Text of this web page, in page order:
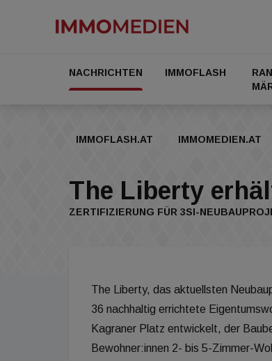
NACHRICHTEN IMMOFLASH
IMMOFLASH.AT IMMOMEDIEN.AT
The Liberty
ZERTIFIZIERUNG FÜR 3SI-
The Liberty, das aktuellsten
36 nachhaltig errichtete
Kagraner Platz entwickelt, der
Bewohner:innen 2- bis 5-Zimmer-